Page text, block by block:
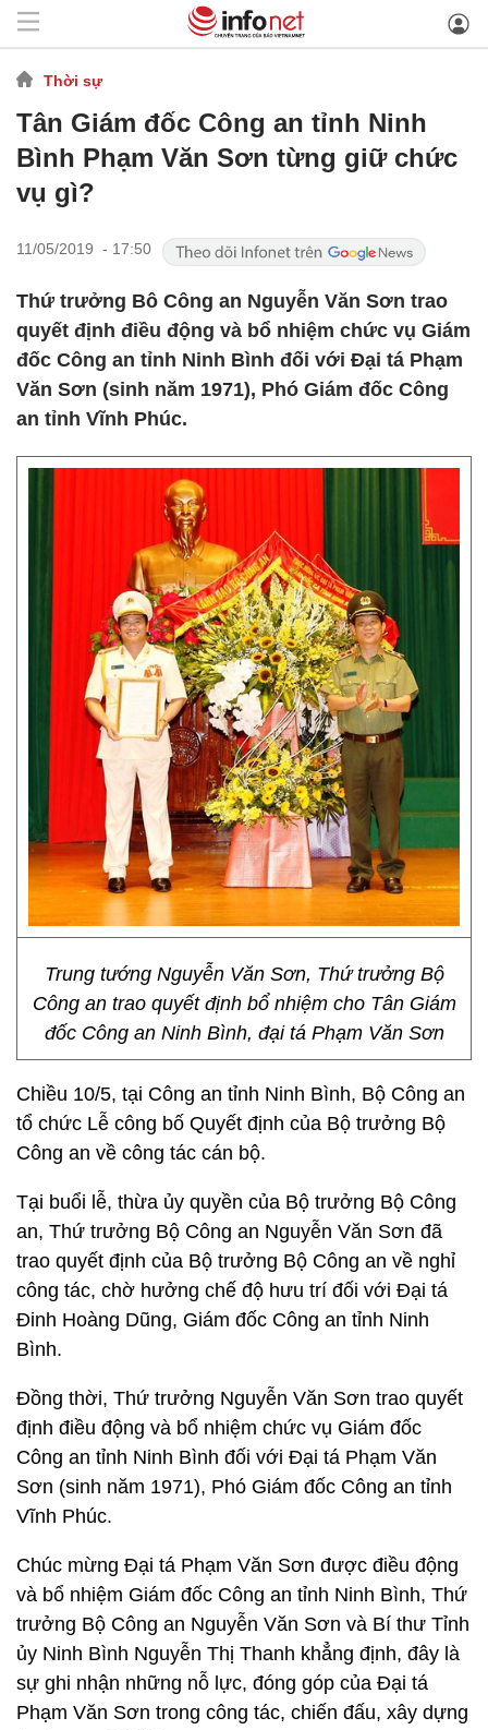
Thời sự
Tân Giám đốc Công an tỉnh Ninh
Bình Phạm Văn Sơn từng giữ chức
vụ gì?
11/05/2019 - 17:50
Thứ trưởng Bô Công an Nguyễn Văn Sơn trao
quyết định điều động và bổ nhiệm chức vụ Giám
đốc Công an tỉnh Ninh Bình đối với Đại tá Phạm
Văn Sơn (sinh năm 1971), Phó Giám đốc Công
an tỉnh Vĩnh Phúc.
Trung tướng Nguyễn Văn Sơn, Thứ trưởng Bộ
Công an trao quyết định bổ nhiệm cho Tân Giám
đốc Công an Ninh Bình, đại tá Phạm Văn Sơn
Chiều 10/5, tại Công an tỉnh Ninh Bình, Bộ Công an
tổ chức Lễ công bố Quyết định của Bộ trưởng Bộ
Công an về công tác cán bộ.
Tại buổi lễ, thừa ủy quyền của Bộ trưởng Bộ Công
an, Thứ trưởng Bộ Công an Nguyễn Văn Sơn đã
trao quyết định của Bộ trưởng Bộ Công an về nghỉ
công tác, chờ hưởng chế độ hưu trí đối với Đại tá
Đinh Hoàng Dũng, Giám đốc Công an tỉnh Ninh
Bình.
Đồng thời, Thứ trưởng Nguyễn Văn Sơn trao quyết
định điều động và bổ nhiệm chức vụ Giám đốc
Công an tỉnh Ninh Bình đối với Đại tá Phạm Văn
Sơn (sinh năm 1971), Phó Giám đốc Công an tỉnh
Vĩnh Phúc.
Chúc mừng Đại tá Phạm Văn Sơn được điều động
và bổ nhiệm Giám đốc Công an tỉnh Ninh Bình, Thứ
trưởng Bộ Công an Nguyễn Văn Sơn và Bí thư Tỉnh
ủy Ninh Bình Nguyễn Thị Thanh khẳng định, đây là
sự ghi nhận những nỗ lực, đóng góp của Đại tá
Phạm Văn Sơn trong công tác, chiến đấu, xây dựng